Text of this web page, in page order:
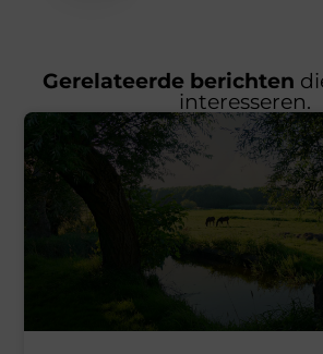
Gerelateerde berichten
interesseren.